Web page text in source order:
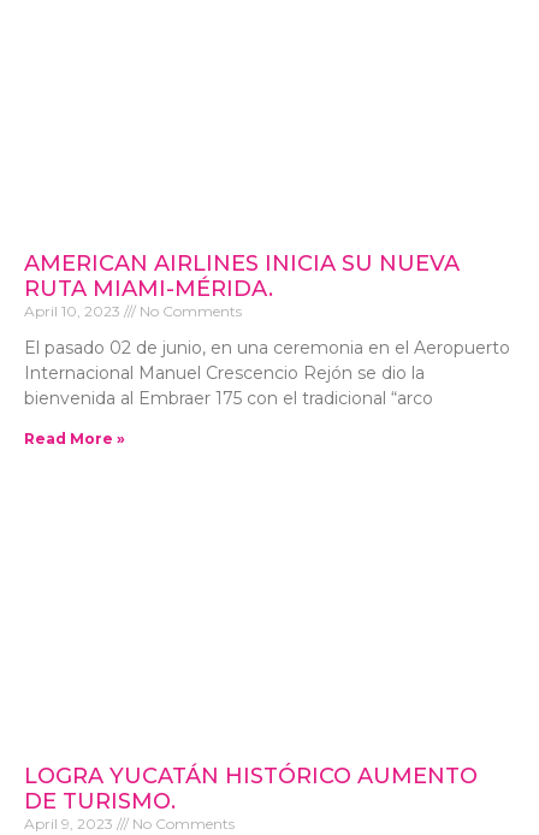
AMERICAN AIRLINES INICIA SU NUEVA
RUTA MIAMI-MÉRIDA.
April 10, 2023 No Comments
El pasado 02 de junio, en una ceremonia en el Aeropuerto
Internacional Manuel Crescencio Rejón se dio la
bienvenida al Embraer 175 con el tradicional “arco
Read More »
LOGRA YUCATÁN HISTÓRICO AUMENTO
DE TURISMO.
April 9, 2023 No Comments